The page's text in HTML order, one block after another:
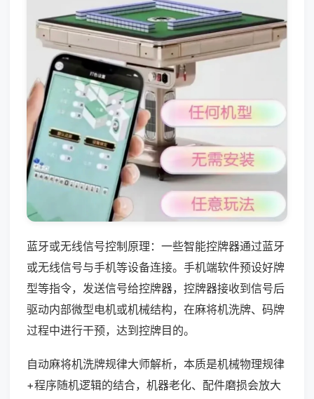
蓝牙或无线信号控制原理：一些智能控牌器通过蓝牙
或无线信号与手机等设备连接。手机端软件预设好牌
型等指令，发送信号给控牌器，控牌器接收到信号后
驱动内部微型电机或机械结构，在麻将机洗牌、码牌
过程中进行干预，达到控牌目的。
自动麻将机洗牌规律大师解析，本质是机械物理规律
+程序随机逻辑的结合，机器老化、配件磨损会放大